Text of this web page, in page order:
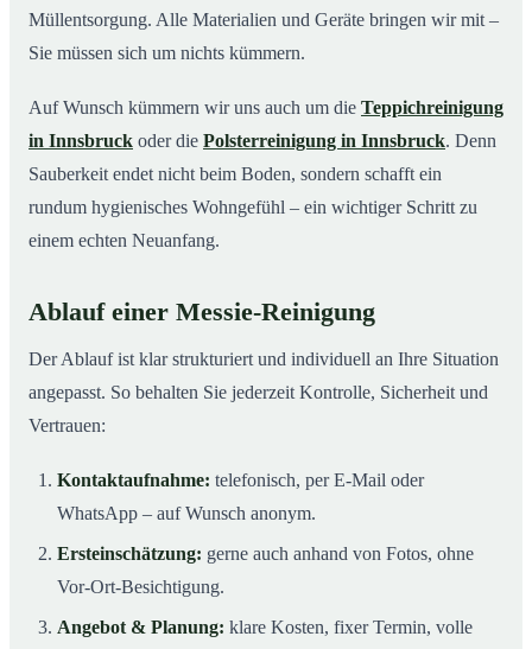
Müllentsorgung. Alle Materialien und Geräte bringen wir mit –
Sie müssen sich um nichts kümmern.
Auf Wunsch kümmern wir uns auch um die Teppichreinigung
in Innsbruck oder die Polsterreinigung in Innsbruck. Denn
Sauberkeit endet nicht beim Boden, sondern schafft ein
rundum hygienisches Wohngefühl – ein wichtiger Schritt zu
einem echten Neuanfang.
Ablauf einer Messie-Reinigung
Der Ablauf ist klar strukturiert und individuell an Ihre Situation
angepasst. So behalten Sie jederzeit Kontrolle, Sicherheit und
Vertrauen:
Kontaktaufnahme: telefonisch, per E-Mail oder
WhatsApp – auf Wunsch anonym.
Ersteinschätzung: gerne auch anhand von Fotos, ohne
Vor-Ort-Besichtigung.
Angebot & Planung: klare Kosten, fixer Termin, volle